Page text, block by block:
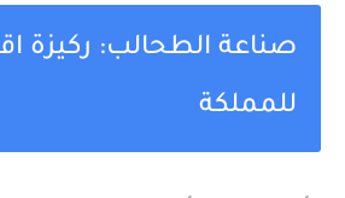
صناعة الطحالب: ركيزة
للمملكة